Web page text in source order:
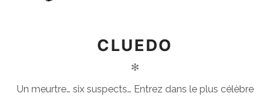
CLUEDO
✻
Un meurtre… six suspects… Entrez dans le plus célèbre